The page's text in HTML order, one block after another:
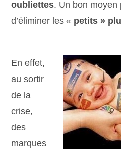
oubliettes. Un bon moyen
d’éliminer les « petits »
En effet,
au sortir
de la
crise,
des
marques